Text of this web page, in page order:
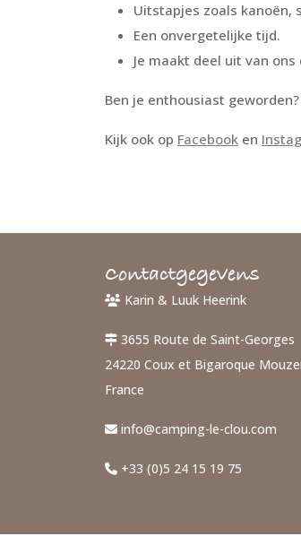
Uitstapjes zoals kanoën,
Een onvergetelijke tijd.
Je maakt deel uit van
Ben je enthousiast
Kijk ook op Facebook en
Contactgegevens
Karin & Luuk Heerink
3655 Route de Saint-Georges
24220 Coux et Bigaroque
France
info@camping-le-clou.com
+33 (0)5 24 15 19 75